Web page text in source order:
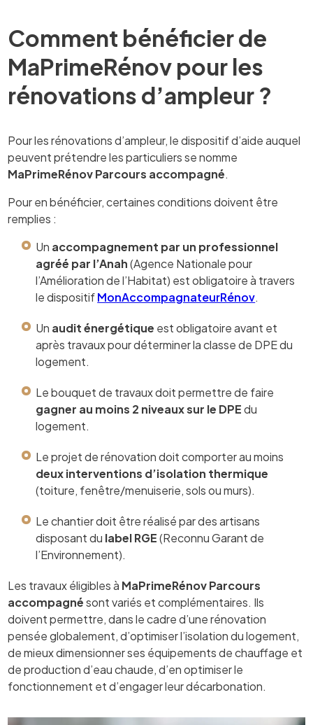
Comment bénéficier de
MaPrimeRénov pour les
rénovations d’ampleur ?
Pour les rénovations d’ampleur, le dispositif d’aide auquel
peuvent prétendre les particuliers se nomme
MaPrimeRénov Parcours accompagné.
Pour en bénéficier, certaines conditions doivent être
remplies :
Un accompagnement par un professionnel
agréé par l’Anah(Agence Nationale pour
l’Amélioration de l’Habitat) est obligatoire à travers
le dispositifMonAccompagnateurRénov.
Un audit énergétique est obligatoire avant et
après travaux pour déterminer la classe de DPE du
logement.
Le bouquet de travaux doit permettre de faire
gagner au moins 2 niveaux sur le DPEdu
logement.
Le projet de rénovation doit comporter au moins
deux interventions d’isolation thermique
(toiture, fenêtre/menuiserie, sols ou murs).
Le chantier doit être réalisé par des artisans
disposant du label RGE(Reconnu Garant de
l’Environnement).
Les travaux éligibles à MaPrimeRénov Parcours
accompagnésont variés et complémentaires. Ils
doivent permettre, dans le cadre d’une rénovation
pensée globalement, d’optimiser l’isolation du logement,
de mieux dimensionner ses équipements de chauffage et
de production d’eau chaude, d’en optimiser le
fonctionnement et d’engager leur décarbonation.